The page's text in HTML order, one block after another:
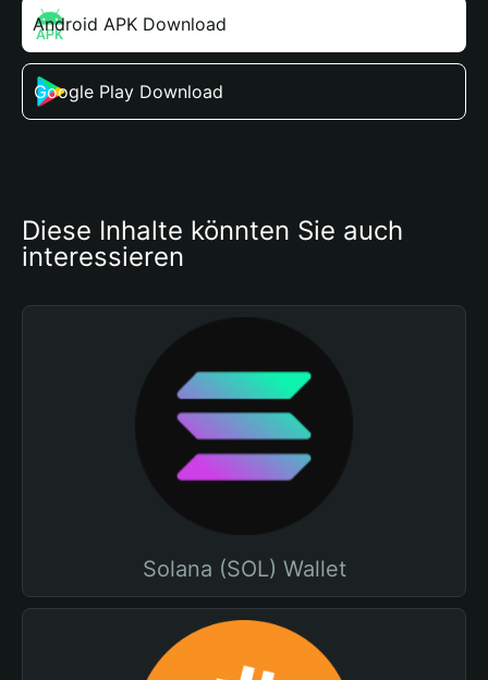
Android APK Download
Google Play Download
Diese Inhalte könnten Sie auch
interessieren
Solana (SOL) Wallet